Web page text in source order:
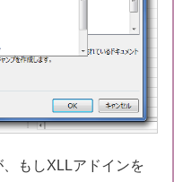
、もしXLLアドインを